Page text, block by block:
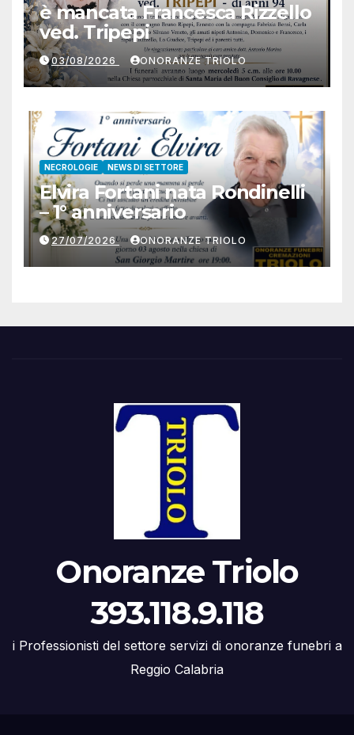
è mancata Francesca Rizzello
ved. Tripepi
03/08/2026 ONORANZE TRIOLO
NECROLOGIE NEWS DI SETTORE
Elvira Fortani nata Rondinelli
– 1° anniversario
27/07/2026 ONORANZE TRIOLO
Onoranze Triolo
393.118.9.118
i Professionisti del settore servizi di onoranze funebri a
Reggio Calabria